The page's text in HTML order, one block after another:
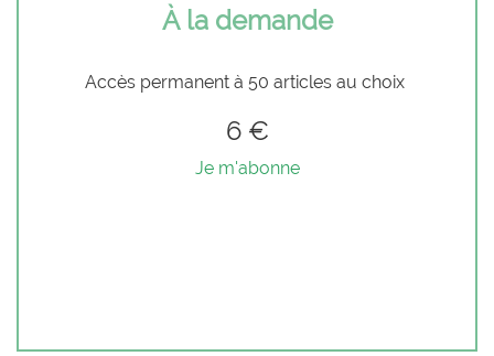
À la demande
Accès permanent à 50 articles au choix
6 €
Je m'abonne